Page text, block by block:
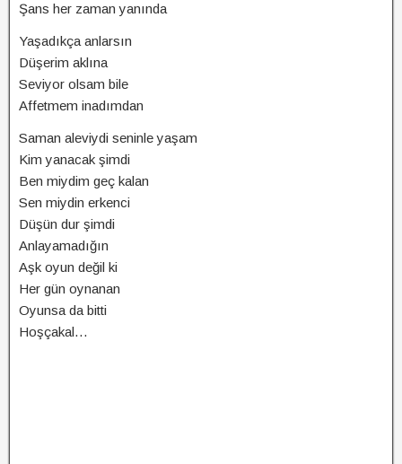
Şans her zaman yanında
Yaşadıkça anlarsın
Düşerim aklına
Seviyor olsam bile
Affetmem inadımdan
Saman aleviydi seninle yaşam
Kim yanacak şimdi
Ben miydim geç kalan
Sen miydin erkenci
Düşün dur şimdi
Anlayamadığın
Aşk oyun değil ki
Her gün oynanan
Oyunsa da bitti
Hoşçakal…